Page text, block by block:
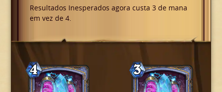
Resultados Inesperados agora custa 3 de mana
em vez de 4.